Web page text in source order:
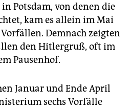
Potsdam, von denen die
kam es allein im Mai
Demnach zeigten
den Hitlergruß, oft im
Pausenhof.
Januar und Ende April
sechs Vorfälle